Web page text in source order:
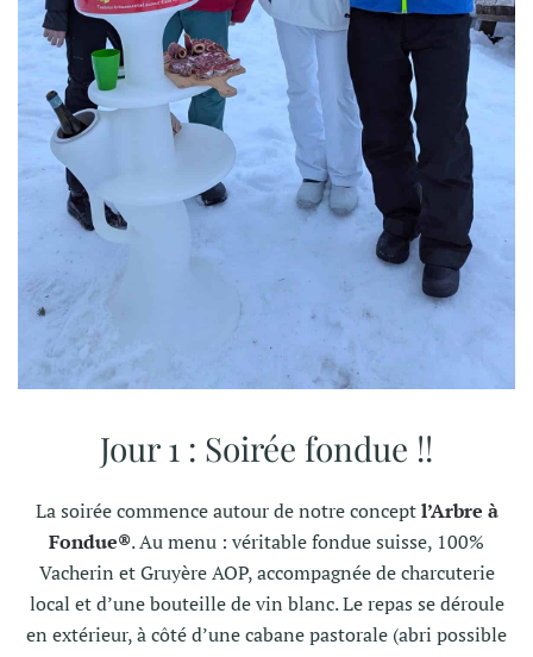
Jour 1 : Soirée fondue !!
La soirée commence autour de notre conceptl’Arbre à
Fondue®. Au menu : véritable fondue suisse, 100%
Vacherin et Gruyère AOP, accompagnée de charcuterie
local et d’une bouteille de vin blanc. Le repas se déroule
en extérieur, à côté d’une cabane pastorale (abri possible